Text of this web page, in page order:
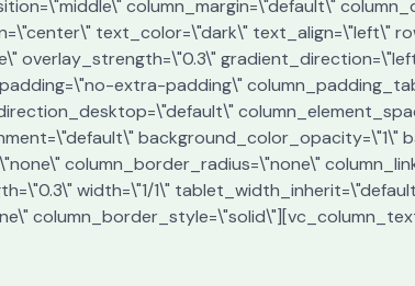
column_margin=\"default\"
text_color=\"dark\" text_align=\"left\"
overlay_strength=\"0.3\"
extra-padding\"
background_color_opacity=\"1\"
column_border_radius=\"none\"
width=\"1/1\"